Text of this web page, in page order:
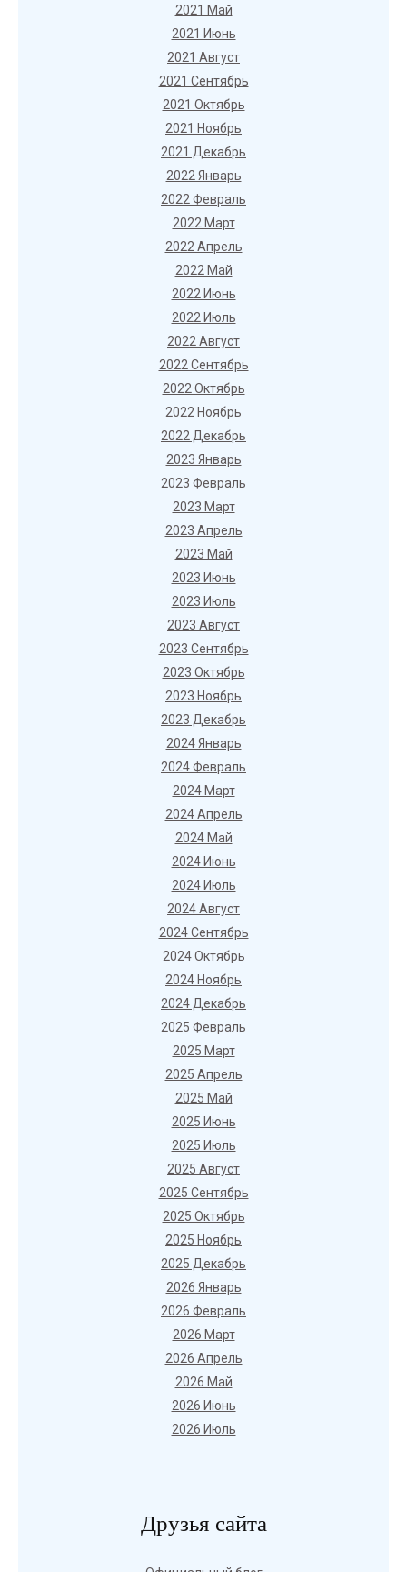
2021 Май
2021 Июнь
2021 Август
2021 Сентябрь
2021 Октябрь
2021 Ноябрь
2021 Декабрь
2022 Январь
2022 Февраль
2022 Март
2022 Апрель
2022 Май
2022 Июнь
2022 Июль
2022 Август
2022 Сентябрь
2022 Октябрь
2022 Ноябрь
2022 Декабрь
2023 Январь
2023 Февраль
2023 Март
2023 Апрель
2023 Май
2023 Июнь
2023 Июль
2023 Август
2023 Сентябрь
2023 Октябрь
2023 Ноябрь
2023 Декабрь
2024 Январь
2024 Февраль
2024 Март
2024 Апрель
2024 Май
2024 Июнь
2024 Июль
2024 Август
2024 Сентябрь
2024 Октябрь
2024 Ноябрь
2024 Декабрь
2025 Февраль
2025 Март
2025 Апрель
2025 Май
2025 Июнь
2025 Июль
2025 Август
2025 Сентябрь
2025 Октябрь
2025 Ноябрь
2025 Декабрь
2026 Январь
2026 Февраль
2026 Март
2026 Апрель
2026 Май
2026 Июнь
2026 Июль
Друзья сайта